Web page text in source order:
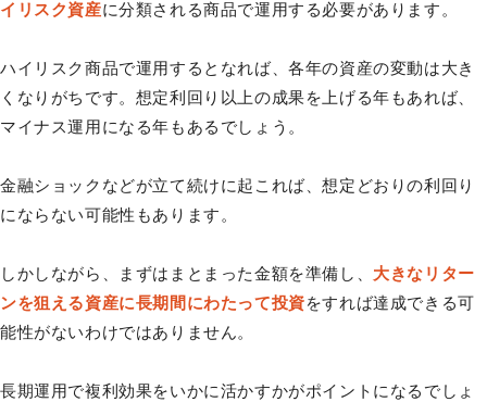
イリスク資産に分類される商品で運用する必要があります。
ハイリスク商品で運用するとなれば、各年の資産の変動は大き
くなりがちです。想定利回り以上の成果を上げる年もあれば、
マイナス運用になる年もあるでしょう。
金融ショックなどが立て続けに起これば、想定どおりの利回り
にならない可能性もあります。
しかしながら、まずはまとまった金額を準備し、 大きなリター
ンを狙える資産に長期間にわたって投資をすれば達成できる可
能性がないわけではありません。
長期運用で複利効果をいかに活かすかがポイントになるでしょ